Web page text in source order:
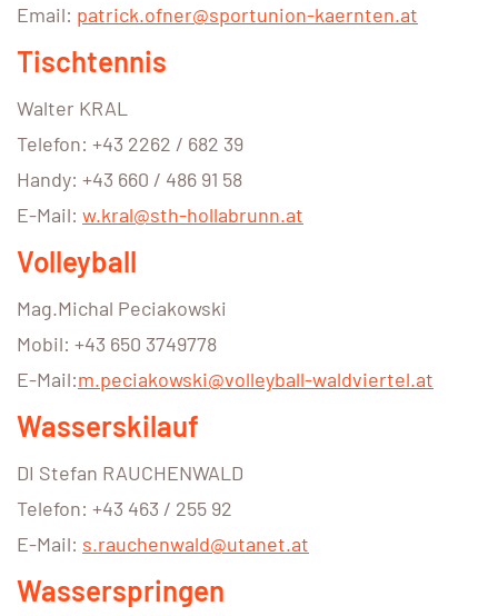
Email: patrick.ofner@sportunion-kaernten.at
Tischtennis
Walter KRAL
Telefon: +43 2262 / 682 39
Handy: +43 660 / 486 91 58
E-Mail: w.kral@sth-hollabrunn.at
Volleyball
Mag.Michal Peciakowski
Mobil: +43 650 3749778
E-Mail:m.peciakowski@volleyball-waldviertel.at
Wasserskilauf
DI Stefan RAUCHENWALD
Telefon: +43 463 / 255 92
E-Mail: s.rauchenwald@utanet.at
Wasserspringen